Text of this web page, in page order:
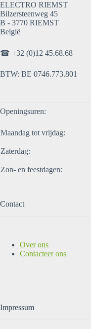
ELECTRO RIEMST
Bilzersteenweg 45
B - 3770 RIEMST
België
☎ +32 (0)12 45.68.68
BTW: BE 0746.773.801
Openingsuren:
Maandag tot vrijdag:
Zaterdag:
Zon- en feestdagen:
Contact
Over ons
Contacteer ons
Impressum